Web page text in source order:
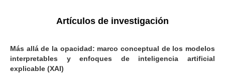
Artículos de investigación
Más allá de la opacidad: marco conceptual de los modelos
interpretables y enfoques de inteligencia artificial
explicable (XAI)